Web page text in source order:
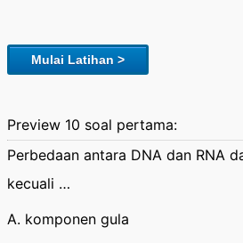
Mulai Latihan >
Preview 10 soal pertama:
Perbedaan antara DNA dan RNA
kecuali …
A. komponen gula